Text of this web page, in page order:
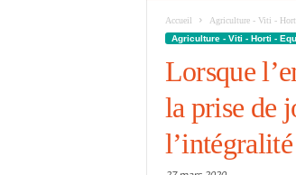
Accueil Agriculture - Viti -
Agriculture - Viti - Horti -
Lorsque
la prise de